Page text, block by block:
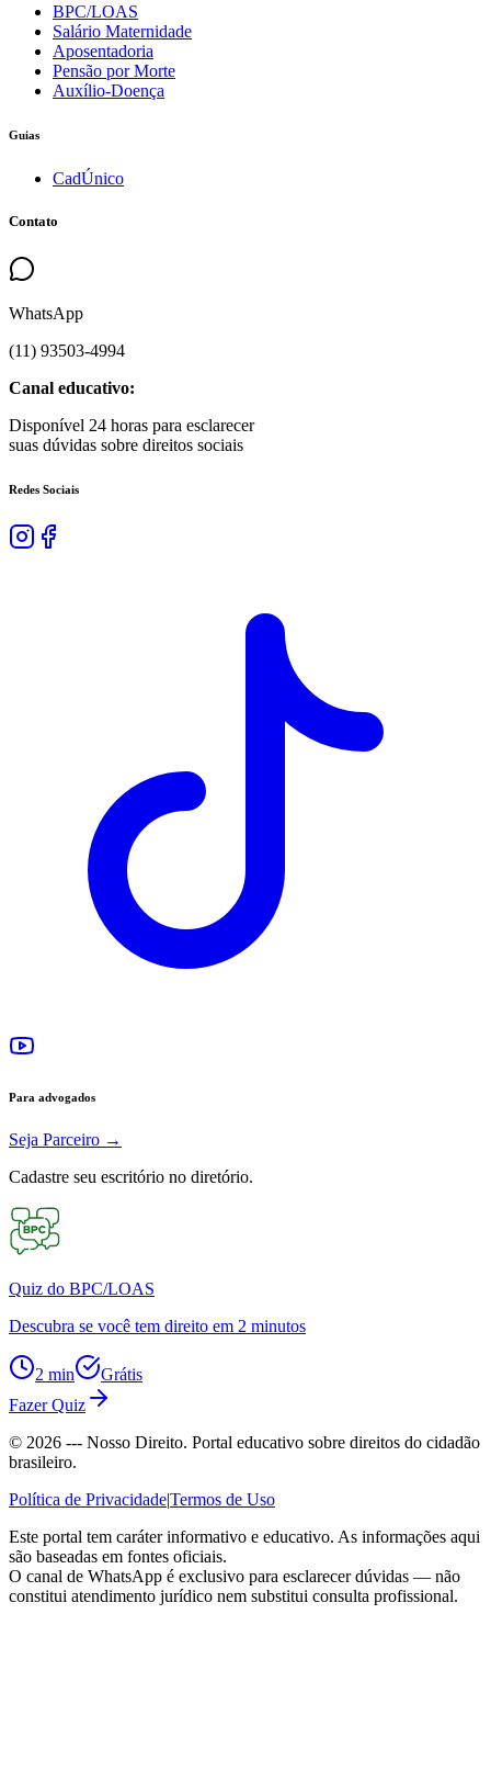
BPC/LOAS
Salário Maternidade
Aposentadoria
Pensão por Morte
Auxílio-Doença
Guias
CadÚnico
Contato
WhatsApp
(11) 93503-4994
Canal educativo:
Disponível 24 horas para esclarecer
suas dúvidas sobre direitos sociais
Redes Sociais
Para advogados
Seja Parceiro →
Cadastre seu escritório no diretório.
Quiz do BPC/LOAS
Descubra se você tem direito em 2 minutos
2 min
Grátis
Fazer Quiz
© 2026 --- Nosso Direito. Portal educativo sobre direitos do cidadão
brasileiro.
Política de PrivacidadeTermos de Uso
Este portal tem caráter informativo e educativo. As informações aqui
são baseadas em fontes oficiais.
O canal de WhatsApp é exclusivo para esclarecer dúvidas — não
constitui atendimento jurídico nem substitui consulta profissional.